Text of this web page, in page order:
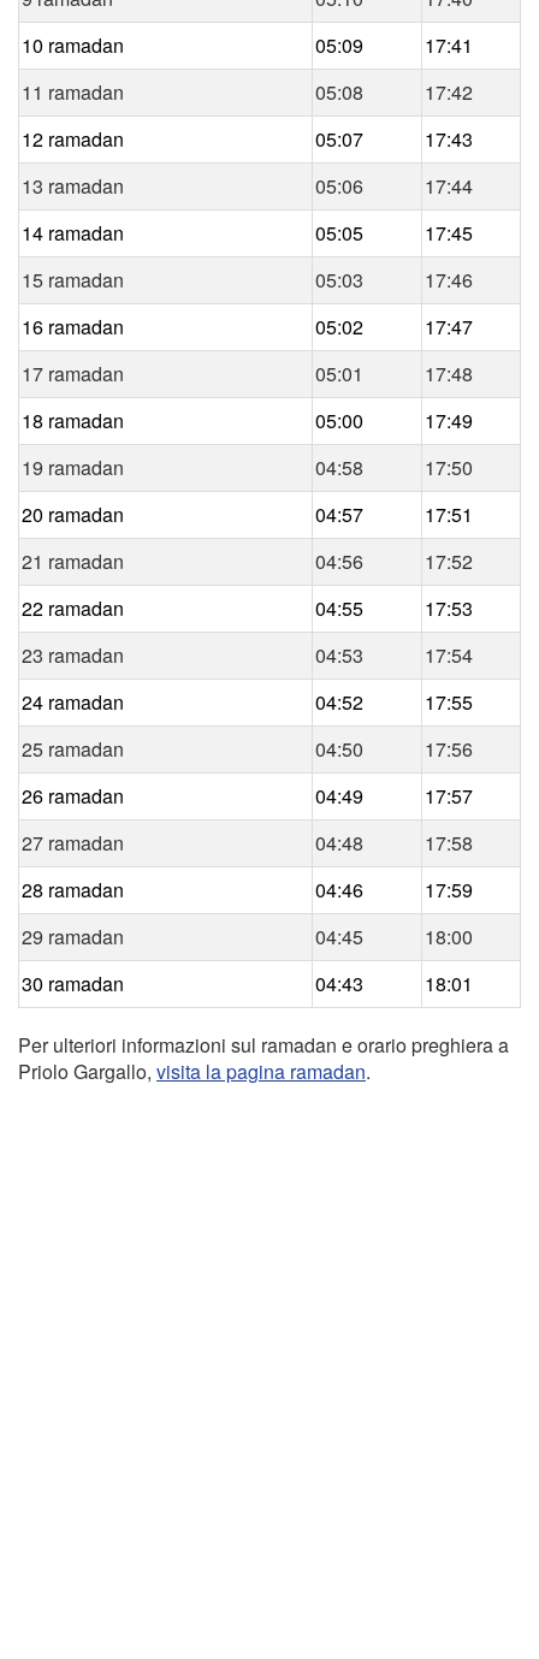
10 ramadan
05:09
17:41
11 ramadan
05:08
17:42
12 ramadan
05:07
17:43
13 ramadan
05:06
17:44
14 ramadan
05:05
17:45
15 ramadan
05:03
17:46
16 ramadan
05:02
17:47
17 ramadan
05:01
17:48
18 ramadan
05:00
17:49
19 ramadan
04:58
17:50
20 ramadan
04:57
17:51
21 ramadan
04:56
17:52
22 ramadan
04:55
17:53
23 ramadan
04:53
17:54
24 ramadan
04:52
17:55
25 ramadan
04:50
17:56
26 ramadan
04:49
17:57
27 ramadan
04:48
17:58
28 ramadan
04:46
17:59
29 ramadan
04:45
18:00
30 ramadan
04:43 18:01
Per ulteriori informazioni sul ramadan e orario preghiera a
Priolo Gargallo, visita la pagina ramadan.